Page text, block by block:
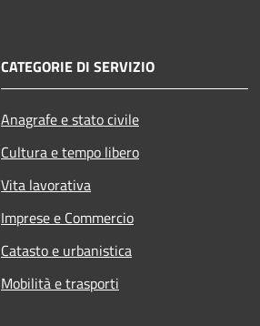
CATEGORIE DI SERVIZIO
Anagrafe e stato civile
Cultura e tempo libero
Vita lavorativa
Imprese e Commercio
Catasto e urbanistica
Mobilità e trasporti